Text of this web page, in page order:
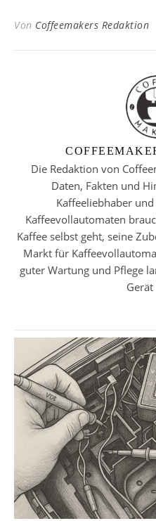
Von Coffeemakers Redaktion
Die Redaktion von
Daten, Fakten und
Kaffeeliebhaber
Kaffeevollautomaten
Kaffee selbst geht, seine
Markt für
guter Wartung und Pflege